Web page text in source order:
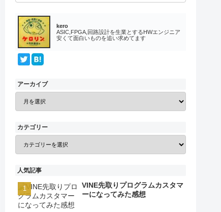
kero
ASIC,FPGA,回路設計を生業とするHWエンジニア
安くて面白いものを追い求めてます
アーカイブ
カテゴリー
人気記事
VINE先取りプログラムカスタマ
ーになってみた感想